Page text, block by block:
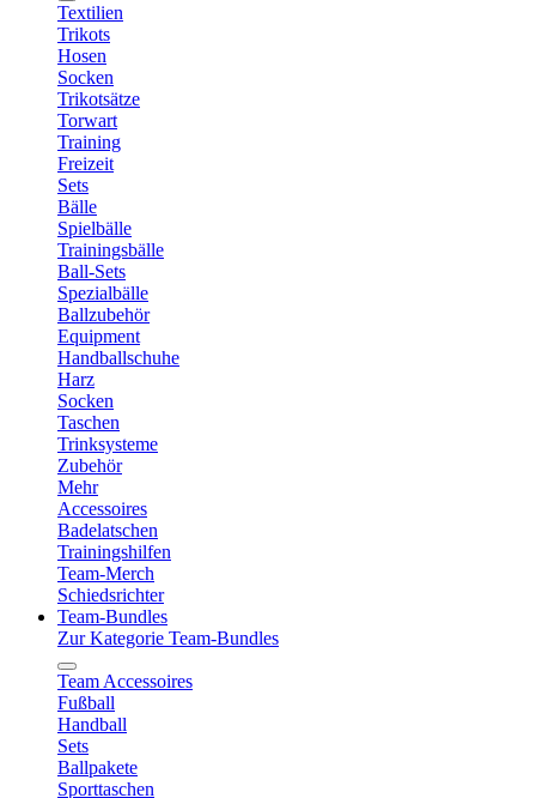
Textilien
Trikots
Hosen
Socken
Trikotsätze
Torwart
Training
Freizeit
Sets
Bälle
Spielbälle
Trainingsbälle
Ball-Sets
Spezialbälle
Ballzubehör
Equipment
Handballschuhe
Harz
Socken
Taschen
Trinksysteme
Zubehör
Mehr
Accessoires
Badelatschen
Trainingshilfen
Team-Merch
Schiedsrichter
Team-Bundles
Zur Kategorie Team-Bundles
Team Accessoires
Fußball
Handball
Sets
Ballpakete
Sporttaschen